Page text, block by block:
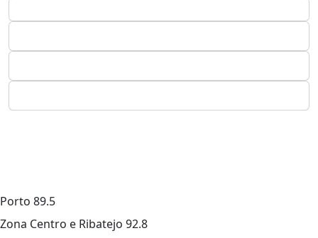
Porto 89.5
Zona Centro e Ribatejo 92.8